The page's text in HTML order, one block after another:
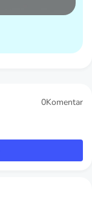
0Komentar